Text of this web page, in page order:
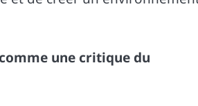
une critique du